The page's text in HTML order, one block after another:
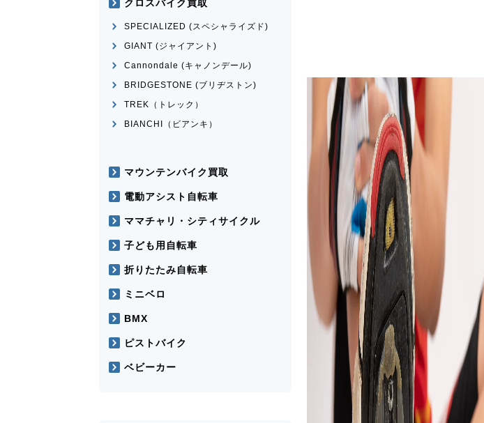
クロスバイク買取
SPECIALIZED (スペシャライズド)
GIANT (ジャイアント)
Cannondale (キャノンデール)
BRIDGESTONE (ブリヂストン)
TREK（トレック）
BIANCHI（ビアンキ）
マウンテンバイク買取
電動アシスト自転車
ママチャリ・シティサイクル
子ども用自転車
折りたたみ自転車
ミニベロ
BMX
ピストバイク
ベビーカー